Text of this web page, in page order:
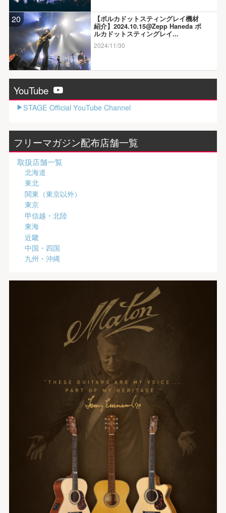
20
【ポルカドットスティングレイ機材
紹介】2024.10.15@Zepp Haneda ポ
ルカドットスティングレイ...
2024/11/30
YouTube
STAGE Official YouTube Channel
フリーマガジン配布店舗一覧
取扱店舗一覧
北海道
東北
関東（東京以外）
東京
甲信越・北陸
東海
近畿
中国・四国
九州・沖縄